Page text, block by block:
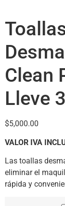
Clean
Lleve
$5,000.00
VALOR IVA
Las toallas
eliminar el
rápida y